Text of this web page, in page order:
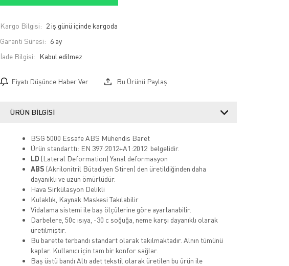
Kargo Bilgisi: 2 iş günü içinde kargoda
Garanti Süresi: 6 ay
İade Bilgisi:
Fiyatı Düşünce Haber Ver Bu Ürünü Paylaş
ÜRÜN BILGISI
BSG 5000 Essafe ABS Mühendis Baret
Ürün standarttı: EN 397:2012+A1:2012 belgelidir.
LD (Lateral Deformation) Yanal deformasyon
ABS (Akrilonitril Bütadiyen Stiren) den üretildiğinden daha
dayanıklı ve uzun ömürlüdür.
Hava Sirkülasyon Delikli
Kulaklık, Kaynak Maskesi Takılabilir
Vidalama sistemi ile baş ölçülerine göre ayarlanabilir.
Darbelere, 50c ısıya, -30 c soğuğa, neme karşı dayanıklı olarak
üretilmiştir.
Bu barette terbandı standart olarak takılmaktadır. Alnın tümünü
kaplar. Kullanıcı için tam bir konfor sağlar.
Baş üstü bandı Altı adet tekstil olarak üretilen bu ürün ile